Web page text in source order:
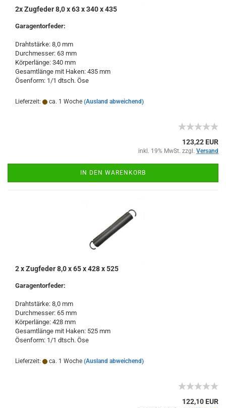
2x Zugfeder 8,0 x 63 x 340 x 435
Garagentorfeder:
Drahtstärke: 8,0 mm
Durchmesser: 63 mm
Körperlänge: 340 mm
Gesamtlänge mit Haken: 435 mm
Ösenform: 1/1 dtsch. Öse
Lieferzeit: ca. 1 Woche (Ausland abweichend)
123,22 EUR
inkl. 19% MwSt. zzgl. Versand
IN DEN WARENKORB
2 x Zugfeder 8,0 x 65 x 428 x 525
Garagentorfeder:
Drahtstärke: 8,0 mm
Durchmesser: 65 mm
Körperlänge: 428 mm
Gesamtlänge mit Haken: 525 mm
Ösenform: 1/1 dtsch. Öse
Lieferzeit: ca. 1 Woche (Ausland abweichend)
122,10 EUR